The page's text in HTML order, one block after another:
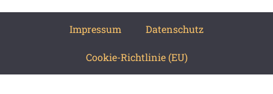
Impressum Datenschutz
Cookie-Richtlinie (EU)